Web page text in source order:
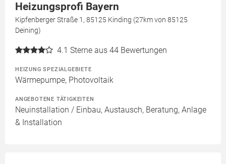
Heizungsprofi Bayern
Kipfenberger Straße 1, 85125 Kinding (27km von 85125
Deining)
4.1 Sterne aus 44 Bewertungen
HEIZUNG SPEZIALGEBIETE
Wärmepumpe, Photovoltaik
ANGEBOTENE TÄTIGKEITEN
Neuinstallation / Einbau, Austausch, Beratung, Anlage
& Installation